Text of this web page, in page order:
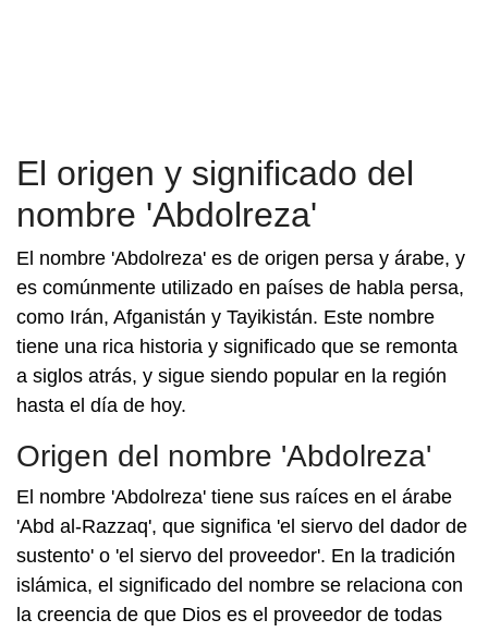
El origen y significado del
nombre 'Abdolreza'
El nombre 'Abdolreza' es de origen persa y árabe, y
es comúnmente utilizado en países de habla persa,
como Irán, Afganistán y Tayikistán. Este nombre
tiene una rica historia y significado que se remonta
a siglos atrás, y sigue siendo popular en la región
hasta el día de hoy.
Origen del nombre 'Abdolreza'
El nombre 'Abdolreza' tiene sus raíces en el árabe
'Abd al-Razzaq', que significa 'el siervo del dador de
sustento' o 'el siervo del proveedor'. En la tradición
islámica, el significado del nombre se relaciona con
la creencia de que Dios es el proveedor de todas